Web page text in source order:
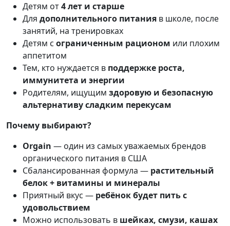
Детям от4 лет и старше
Для дополнительного питания в школе, после
занятий, на тренировках
Детям с ограниченным рационом или плохим
аппетитом
Тем, кто нуждается в поддержке роста,
иммунитета и энергии
Родителям, ищущим здоровую и безопасную
альтернативу сладким перекусам
Почему выбирают?
Orgain — один из самых уважаемых брендов
органического питания в США
Сбалансированная формула — растительный
белок + витамины и минералы
Приятный вкус — ребёнок будет пить с
удовольствием
Можно использовать в шейках, смузи, кашах